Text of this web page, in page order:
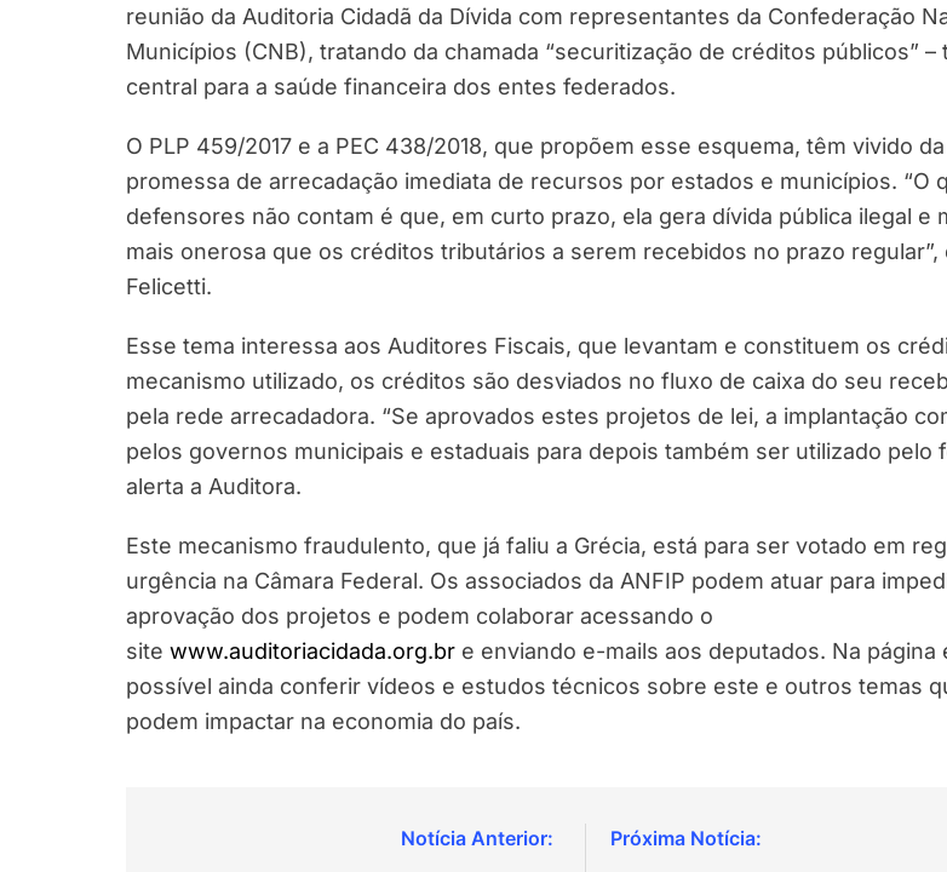
reunião da Auditoria Cidadã da Dívida com representantes da Confederação
Municípios (CNB), tratando da chamada “securitização de créditos públicos” –
central para a saúde financeira dos entes federados.
O PLP 459/2017 e a PEC 438/2018, que propõem esse esquema, têm vivido da
promessa de arrecadação imediata de recursos por estados e municípios. “O
defensores não contam é que, em curto prazo, ela gera dívida pública ilegal e
mais onerosa que os créditos tributários a serem recebidos no prazo regular”,
Felicetti.
Esse tema interessa aos Auditores Fiscais, que levantam e constituem os
mecanismo utilizado, os créditos são desviados no fluxo de caixa do seu
pela rede arrecadadora. “Se aprovados estes projetos de lei, a implantação
pelos governos municipais e estaduais para depois também ser utilizado pelo
alerta a Auditora.
Este mecanismo fraudulento, que já faliu a Grécia, está para ser votado em
urgência na Câmara Federal. Os associados da ANFIP podem atuar para
aprovação dos projetos e podem colaborar acessando o
site www.auditoriacidada.org.br e enviando e-mails aos deputados. Na página
possível ainda conferir vídeos e estudos técnicos sobre este e outros temas
podem impactar na economia do país.